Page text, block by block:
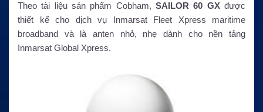
Theo tài liệu sản phẩm Cobham, SAILOR 60 GXđược
thiết kế cho dịch vụ Inmarsat Fleet Xpress maritime
broadband và là anten nhỏ, nhẹ dành cho nền tảng
Inmarsat Global Xpress.